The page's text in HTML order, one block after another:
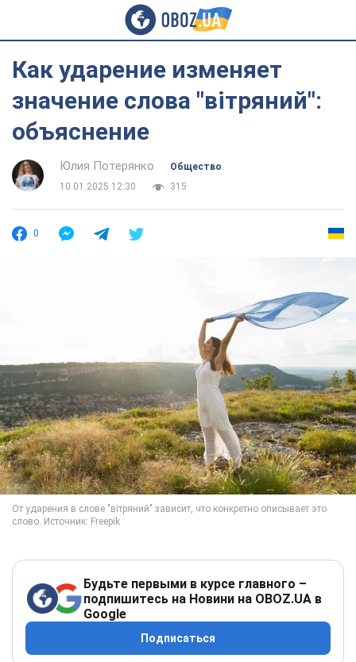
Как ударение изменяет
значение слова "вітряний":
объяснение
Юлия Потерянко
Общество
10.01.2025 12:30
315
0
Будьте первыми в курсе главного –
подпишитесь на Новини на OBOZ.UA в
Google
Подписаться